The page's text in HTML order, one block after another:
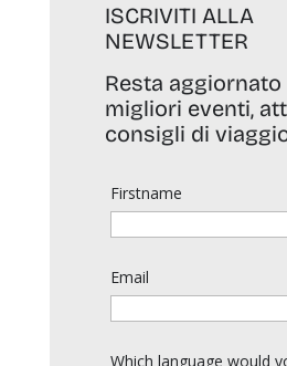
ISCRIVITI ALLA
NEWSLETTER
Resta aggiornato
migliori eventi,
consigli di
Firstname
Email
Which language would